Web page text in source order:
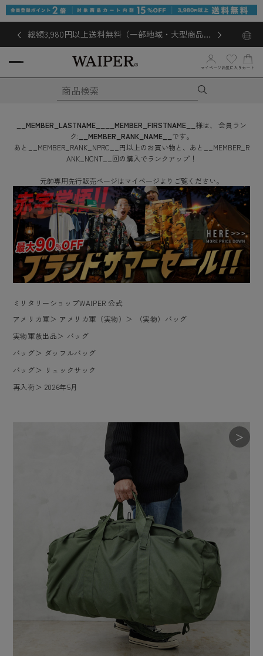
総額3,980円以上送料無料（一部地域・大型商品対
マイページ お気に入り カート
__MEMBER_LASTNAME__ __MEMBER_FIRSTNAME__ 様は、
会員ラン
ク: __MEMBER_RANK_NAME__ です。
あと
__MEMBER_RANK_NPRC__ 円以上のお買い物と、あと
__MEMBER_R
ANK_NCNT__ 回の購入でランクアップ！
元帥専用先行販売ページはマイページよりご覧ください。
ミリタリーショップWAIPER 公式
アメリカ軍＞ アメリカ軍（実物） ＞
（実物）バッグ
実物軍放出品＞ バッグ
バッグ＞ ダッフルバッグ
バッグ＞ リュックサック
再入荷＞ 2026年5月
＞